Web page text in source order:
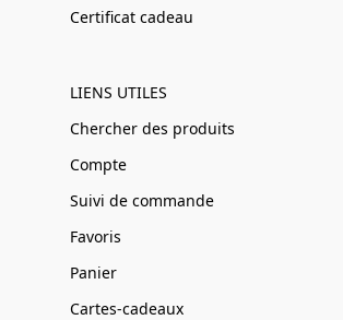
Certificat cadeau
LIENS UTILES
Chercher des produits
Compte
Suivi de commande
Favoris
Panier
Cartes-cadeaux